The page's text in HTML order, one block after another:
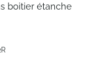
boitier étanche